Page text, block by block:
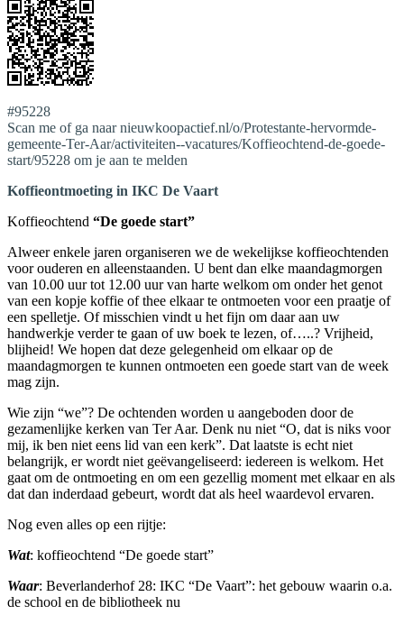
#95228
Scan me of ga naar nieuwkoopactief.nl/o/Protestante-hervormde-
gemeente-Ter-Aar/activiteiten--vacatures/Koffieochtend-de-goede-
start/95228 om je aan te melden
Koffieontmoeting in IKC De Vaart
Koffieochtend “De goede start”
Alweer enkele jaren organiseren we de wekelijkse koffieochtenden
voor ouderen en alleenstaanden. U bent dan elke maandagmorgen
van 10.00 uur tot 12.00 uur van harte welkom om onder het genot
van een kopje koffie of thee elkaar te ontmoeten voor een praatje of
een spelletje. Of misschien vindt u het fijn om daar aan uw
handwerkje verder te gaan of uw boek te lezen, of…..? Vrijheid,
blijheid! We hopen dat deze gelegenheid om elkaar op de
maandagmorgen te kunnen ontmoeten een goede start van de week
mag zijn.
Wie zijn “we”? De ochtenden worden u aangeboden door de
gezamenlijke kerken van Ter Aar. Denk nu niet “O, dat is niks voor
mij, ik ben niet eens lid van een kerk”. Dat laatste is echt niet
belangrijk, er wordt niet geëvangeliseerd: iedereen is welkom. Het
gaat om de ontmoeting en om een gezellig moment met elkaar en als
dat dan inderdaad gebeurt, wordt dat als heel waardevol ervaren.
Nog even alles op een rijtje:
Wat: koffieochtend “De goede start”
Waar: Beverlanderhof 28: IKC “De Vaart”: het gebouw waarin o.a.
de school en de bibliotheek nu